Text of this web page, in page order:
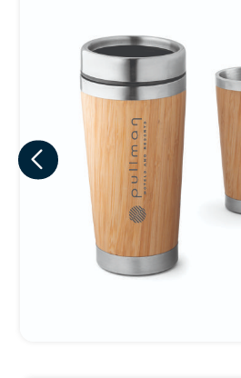
Eu concordo em receber
A nossa empresa está
sua privacidade, utilizaremos
de marketing. Você pode alterar
qualquer momento.
Iniciar